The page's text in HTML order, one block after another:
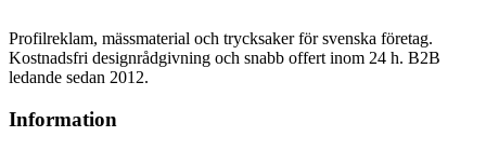
Profilreklam, mässmaterial och trycksaker för svenska företag.
Kostnadsfri designrådgivning och snabb offert inom 24 h. B2B
ledande sedan 2012.
Information